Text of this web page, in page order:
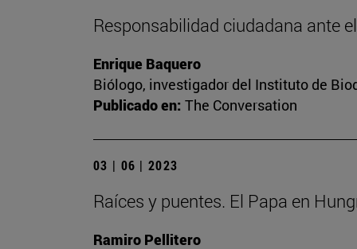
Responsabilidad ciudadana ante
Enrique Baquero
Biólogo, investigador del Instituto de
Publicado en: The Conversation
03 | 06 | 2023
Raíces y puentes. El Papa en
Ramiro Pellitero